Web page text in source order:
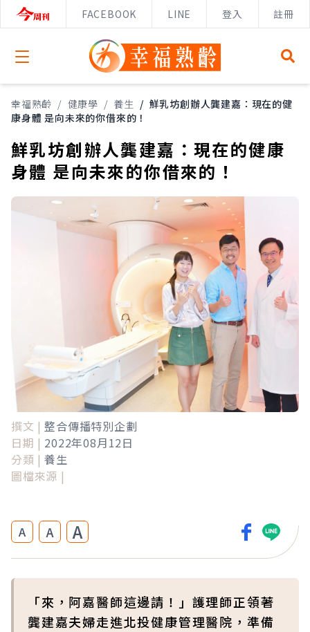
FACEBOOK LINE 登入 註冊
Open menu
幸福熟齡 / 健康學 / 養生 / 鮮乳坊創辦人龔建嘉：現在的健
康身體 是向未來的你借來的！
鮮乳坊創辦人龔建嘉：現在的健康
身體 是向未來的你借來的！
撰文 | 整合傳播特別企劃
日期 | 2022年08月12日
分類 | 養生
圖檔來源 |
A A A
「來，阿嘉醫師這邊請！」護理師正領著
龔建嘉夫婦走進北投健康管理醫院，準備